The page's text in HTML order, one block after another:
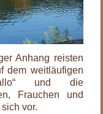
Anhang reisten
dem weitläufigen
und die
Frauchen und
vor.